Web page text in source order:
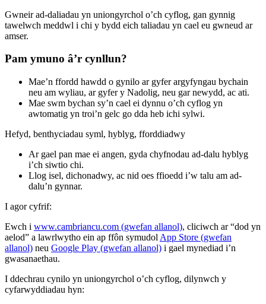
Gwneir ad-daliadau yn uniongyrchol o’ch cyflog, gan gynnig
tawelwch meddwl i chi y bydd eich taliadau yn cael eu gwneud ar
amser.
Pam ymuno â’r cynllun?
Mae’n ffordd hawdd o gynilo ar gyfer argyfyngau bychain
neu am wyliau, ar gyfer y Nadolig, neu gar newydd, ac ati.
Mae swm bychan sy’n cael ei dynnu o’ch cyflog yn
awtomatig yn troi’n gelc go dda heb ichi sylwi.
Hefyd, benthyciadau syml, hyblyg, fforddiadwy
Ar gael pan mae ei angen, gyda chyfnodau ad-dalu hyblyg
i’ch siwtio chi.
Llog isel, dichonadwy, ac nid oes ffioedd i’w talu am ad-
dalu’n gynnar.
I agor cyfrif:
Ewch i www.cambriancu.com (gwefan allanol), cliciwch ar “dod yn
aelod” a lawrlwytho ein ap ffôn symudol App Store (gwefan
allanol) neu Google Play (gwefan allanol) i gael mynediad i’n
gwasanaethau.
I ddechrau cynilo yn uniongyrchol o’ch cyflog, dilynwch y
cyfarwyddiadau hyn: